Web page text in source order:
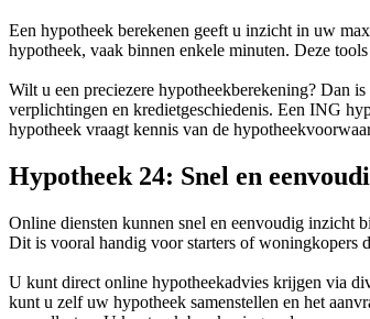
Een hypotheek berekenen geeft u inzicht in uw
hypotheek, vaak binnen enkele minuten. Deze
Wilt u een preciezere hypotheekberekening? Dan
verplichtingen en kredietgeschiedenis. Een ING
hypotheek vraagt kennis van de
Hypotheek 24: Snel en
Online diensten kunnen snel en eenvoudig inzicht
Dit is vooral handig voor starters of
U kunt direct online hypotheekadvies krijgen via
kunt u zelf uw hypotheek samenstellen en het